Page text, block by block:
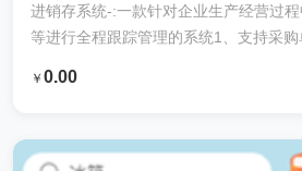
进销存系统-:一款针对企业生产经营过
等进行全程跟踪管理的系统1、支持采购
￥ 0.00